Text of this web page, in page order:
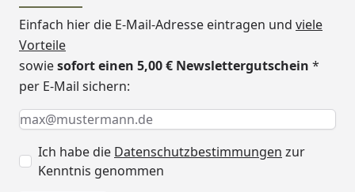
Einfach hier die E-Mail-Adresse eintragen und viele
Vorteile
sowiesofort einen 5,00 € Newslettergutschein *
per E-Mail sichern:
Keine Eingabe erforderlich
Eingabe erforderlich
E-Mail *
Ich habe die Datenschutzbestimmungen zur
Kenntnis genommen